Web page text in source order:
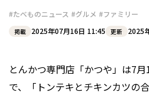
#たべものニュース #グルメ #ファミリー
掲載 2025年07月16日 11:45 更新 2025
とんかつ専⾨店「かつや」は7
で、「トンテキとチキンカツの